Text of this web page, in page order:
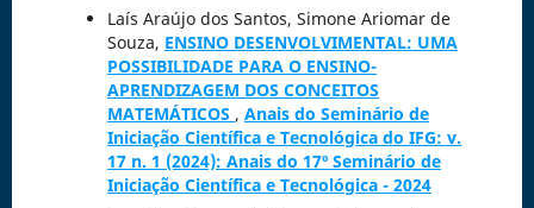
Laís Araújo dos Santos, Simone Ariomar de
Souza, ENSINO DESENVOLVIMENTAL: UMA
POSSIBILIDADE PARA O ENSINO-
APRENDIZAGEM DOS CONCEITOS
MATEMÁTICOS , Anais do Seminário de
Iniciação Científica e Tecnológica do IFG: v.
17 n. 1 (2024): Anais do 17º Seminário de
Iniciação Científica e Tecnológica - 2024